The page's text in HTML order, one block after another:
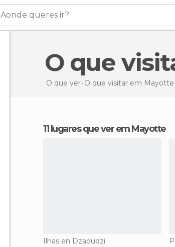
Aonde queres ir?
O que
O que ver O que visitar em Mayotte
11 lugares que ver em Mayotte
Ilhas en Dzaoudzi